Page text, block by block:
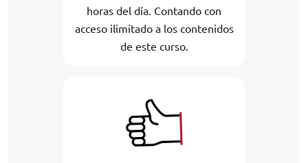
horas del día. Contando con
acceso ilimitado a los contenidos
de este curso.